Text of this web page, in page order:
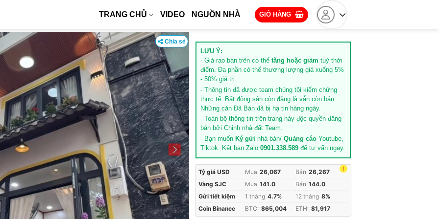
TRANG CHỦ VIDEO NGUỒN NHÀ GIỎ HÀNG
Chia sẻ
LƯU Ý:
- Giá rao bán trên có thể tăng hoặc giảm tuỳ thời
điểm. Đa phần có thể thương lượng giá xuống 5%
- 50% giá trị.
- Thông tin đã được team chúng tôi kiểm chứng
thực tế. Bất động sản còn đăng là vẫn còn bán.
Những căn Đã Bán đã bị hạ tin hàng ngày.
- Toàn bộ thông tin trên trang này độc quyền đăng
bán bởi Chỉnh nhà đất Team.
- Bạn muốn Ký gửi nhà bán/ Quảng cáo Youtube,
Tiktok. Kết bạn Zalo 0901.338.589 để tư vấn ngay.
!
Tỷ giá USD Mua 26,067 Bán 26,267
Vàng SJC
Mua 141.0 Bán 144.0
Gửi tiết kiệm
1 tháng 4.7% 12 tháng 8%
Coin Binance
BTC: $65,004 ETH: $1,917